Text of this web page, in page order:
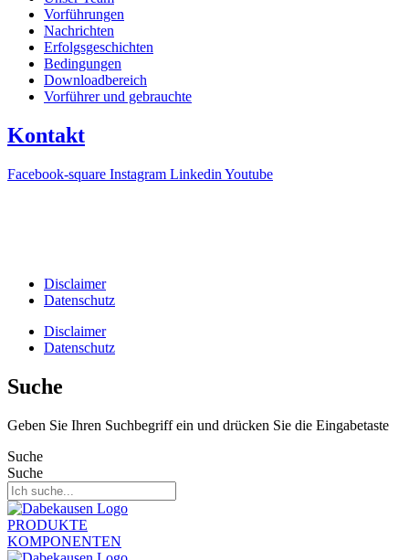
Vorführungen
Nachrichten
Erfolgsgeschichten
Bedingungen
Downloadbereich
Vorführer und gebrauchte
Kontakt
Facebook-square Instagram Linkedin Youtube
Disclaimer
Datenschutz
Disclaimer
Datenschutz
Suche
Geben Sie Ihren Suchbegriff ein und drücken Sie die Eingabetaste
Suche
Suche
PRODUKTE
KOMPONENTEN